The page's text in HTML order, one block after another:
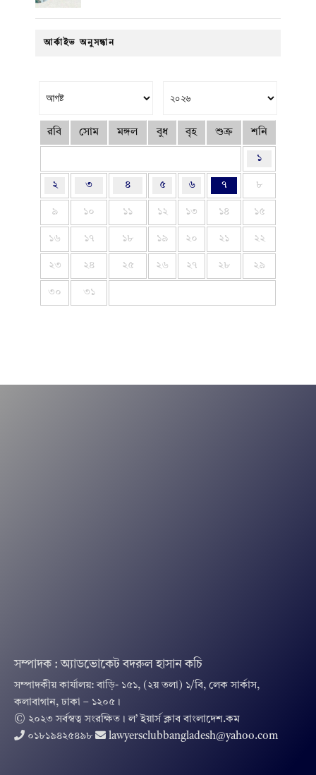
আর্কাইভ অনুসন্ধান
রবি সোম মঙ্গল বুধ বৃহ শুক্র শনি
১
২ ৩ ৪ ৫ ৬ ৭ ৮
৯ ১০ ১১ ১২ ১৩ ১৪ ১৫
১৬ ১৭ ১৮ ১৯ ২০ ২১ ২২
২৩ ২৪ ২৫ ২৬ ২৭ ২৮ ২৯
৩০ ৩১
সম্পাদক : অ্যাডভোকেট বদরুল হাসান কচি
সম্পাদকীয় কার্যালয়: বাড়ি- ১৫১, (২য় তলা) ১/বি, লেক সার্কাস,
কলাবাগান, ঢাকা – ১২০৫।
© ২০২৩ সর্বস্বত্ব সংরক্ষিত । ল’ ইয়ার্স ক্লাব বাংলাদেশ.কম
০১৮১৯৪২৫৪৯৮
lawyersclubbangladesh@yahoo.com